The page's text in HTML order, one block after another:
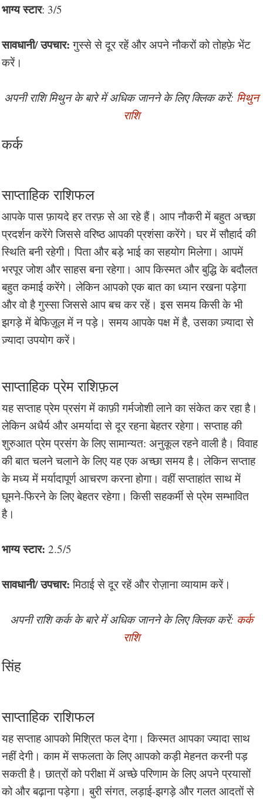
भाग्य स्टार: 3/5
सावधानी/ उपचार: गुस्से से दूर रहें और अपने नौकरों को तोहफ़े भेंट
करें।
अपनी राशि मिथुन के बारे में अधिक जानने के लिए क्लिक करें: मिथुन
राशि
कर्क
साप्ताहिक राशिफल
आपके पास फ़ायदे हर तरफ़ से आ रहे हैं। आप नौकरी में बहुत अच्छा
प्रदर्शन करेंगे जिससे वरिष्ठ आपकी प्रशंसा करेंगे। घर में सौहार्द की
स्थिति बनी रहेगी। पिता और बड़े भाई का सहयोग मिलेगा। आपमें
भरपूर जोश और साहस बना रहेगा। आप किस्मत और बुद्धि के बदौलत
बहुत कमाई करेंगे। लेकिन आपको एक बात का ध्यान रखना पड़ेगा
और वो है गुस्सा जिससे आप बच कर रहें। इस समय किसी के भी
झगड़े में बेफिज़ूल में न पड़े। समय आपके पक्ष में है, उसका ज़्यादा से
ज़्यादा उपयोग करें।
साप्ताहिक प्रेम राशिफ़ल
यह सप्ताह प्रेम प्रसंग में काफ़ी गर्मजोशी लाने का संकेत कर रहा है।
लेकिन अधैर्य और अमर्यादा से दूर रहना बेहतर रहेगा। सप्ताह की
शुरुआत प्रेम प्रसंग के लिए सामान्यत: अनुकूल रहने वाली है। विवाह
की बात चलने चलाने के लिए यह एक अच्छा समय है। लेकिन सप्ताह
के मध्य में मर्यादापूर्ण आचरण करना होगा। वहीं सप्ताहांत साथ में
घूमने-फिरने के लिए बेहतर रहेगा। किसी सहकर्मी से प्रेम सम्भावित
है।
भाग्य स्टार: 2.5/5
सावधानी/ उपचार: मिठाई से दूर रहें और रोज़ाना व्यायाम करें।
अपनी राशि कर्क के बारे में अधिक जानने के लिए क्लिक करें: कर्क
राशि
सिंह
साप्ताहिक राशिफल
यह सप्ताह आपको मिश्रित फल देगा। किस्मत आपका ज्यादा साथ
नहीं देगी। काम में सफलता के लिए आपको कड़ी मेहनत करनी पड़
सकती है। छात्रों को परीक्षा में अच्छे परिणाम के लिए अपने प्रयासों
को और बढ़ाना पड़ेगा। बुरी संगत, लड़ाई-झगड़े और गलत आदतों से